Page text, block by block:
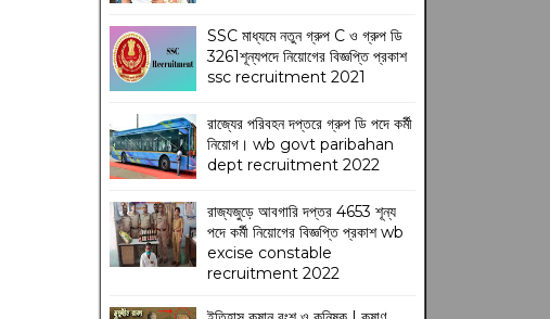
SSC মাধ্যমে নতুন গ্রুপ C ও গ্রুপ ডি
3261শূন্যপদে নিয়োগের বিজ্ঞপ্তি প্রকাশ
ssc recruitment 2021
রাজ্যের পরিবহন দপ্তরে গ্রুপ ডি পদে কর্মী
নিয়োগ। wb govt paribahan
dept recruitment 2022
রাজ্যজুড়ে আবগারি দপ্তর 4653 শূন্য
পদে কর্মী নিয়োগের বিজ্ঞপ্তি প্রকাশ wb
excise constable
recruitment 2022